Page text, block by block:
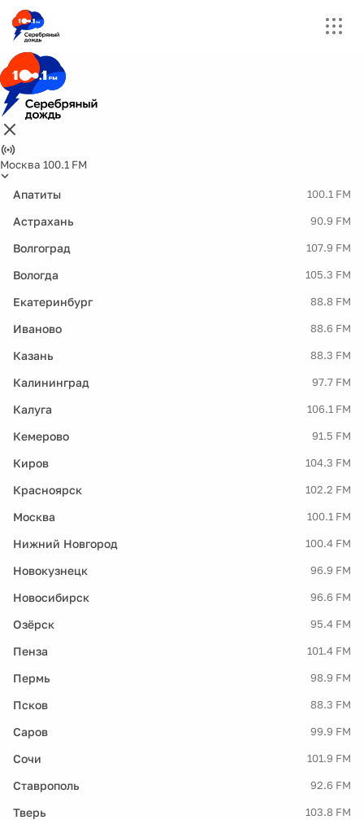
Москва 100.1 FM
Апатиты 100.1 FM
Астрахань 90.9 FM
Волгоград 107.9 FM
Вологда 105.3 FM
Екатеринбург 88.8 FM
Иваново 88.6 FM
Казань 88.3 FM
Калининград 97.7 FM
Калуга 106.1 FM
Кемерово 91.5 FM
Киров 104.3 FM
Красноярск 102.2 FM
Москва 100.1 FM
Нижний Новгород 100.4 FM
Новокузнецк 96.9 FM
Новосибирск 96.6 FM
Озёрск 95.4 FM
Пенза 101.4 FM
Пермь 98.9 FM
Псков 88.3 FM
Саров 99.9 FM
Сочи 101.9 FM
Ставрополь 92.6 FM
Тверь 103.8 FM